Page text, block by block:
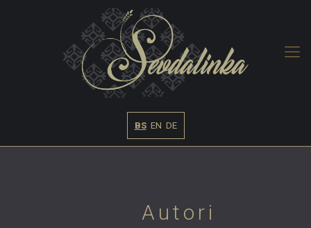
BS EN DE
Autori